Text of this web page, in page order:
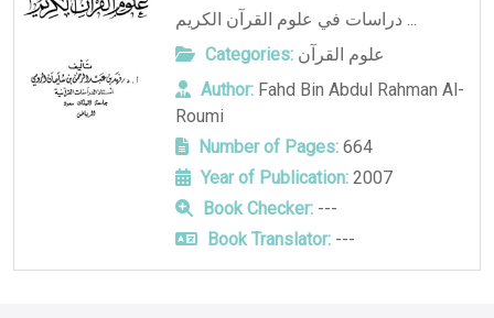
دراسات في علوم القرآن الكريم ...
Categories: علوم القرآن
Author: Fahd Bin Abdul Rahman Al-
Roumi
Number of Pages:664
Year of Publication:2007
Book Checker:---
Book Translator:---